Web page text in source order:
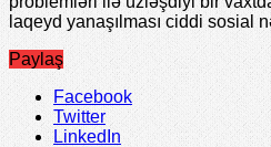
laqeyd yanaşılması ciddi sosial
Paylaş
Facebook
Twitter
LinkedIn